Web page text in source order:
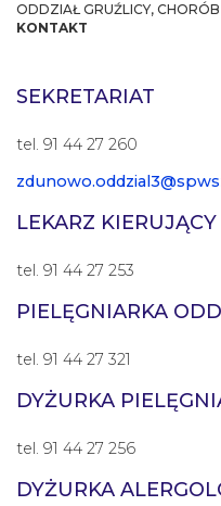
ODDZIAŁ GRUŹLICY, CHORÓB
KONTAKT
SEKRETARIAT
tel. 91 44 27 260
LEKARZ
tel. 91 44 27 253
PIELĘGNIARKA
tel. 91 44 27 321
DYŻURKA
tel. 91 44 27 256
DYŻURKA